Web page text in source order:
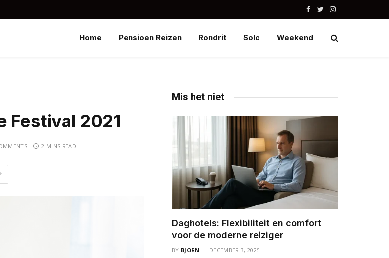
Facebook
TwitterInstagram
Home Pensioen Reizen Rondrit Solo Weekend
Festival 2021
2 MINS READ
Mis het niet
Daghotels: Flexibiliteit en comfort
voor de moderne reiziger
BY BJORN DECEMBER 3, 2025